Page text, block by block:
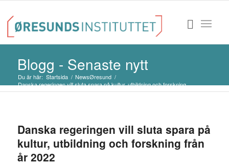
Blogg - Senaste nytt
Du är här: Startsida / NewsØresund /
Danska regeringen vill sluta spara på kultur, utbildning och forskning ...
Danska regeringen vill sluta spara på
kultur, utbildning och forskning från
år 2022